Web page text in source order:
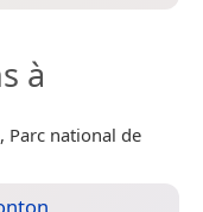
à
Parc national de